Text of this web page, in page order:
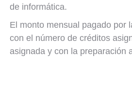
de informática.
El monto mensual pagado por
con el número de créditos
asignada y con la preparación